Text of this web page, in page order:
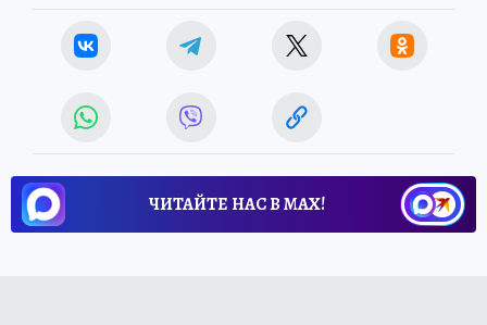
ЧИТАЙТЕ НАС В МАХ!